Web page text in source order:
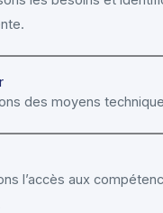
des moyens
l’accès aux